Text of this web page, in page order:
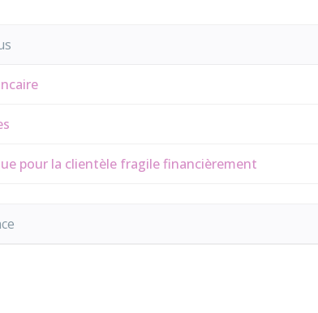
pour la clientèle fragile financièrement